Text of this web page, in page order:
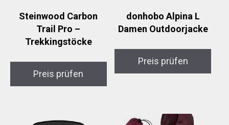
Steinwood Carbon
Trail Pro –
Trekkingstöcke
Preis prüfen
donhobo Alpina L
Damen Outdoorjacke
Preis prüfen